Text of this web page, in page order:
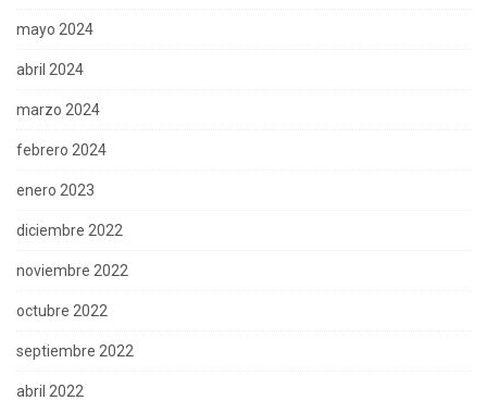
mayo 2024
abril 2024
marzo 2024
febrero 2024
enero 2023
diciembre 2022
noviembre 2022
octubre 2022
septiembre 2022
abril 2022